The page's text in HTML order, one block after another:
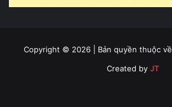
Copyright © 2026 | Bản quyền thuộc về
Created by JT